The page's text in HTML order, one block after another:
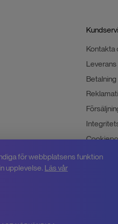
Kontakta
Leverans
Betalning
Jobba
för webbplatsens funktion
upplevelse. Läs vår